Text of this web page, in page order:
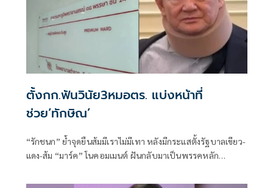
ตั้งกก.ฟันวินัย3หมอตร. แบ่งหน้าที่
ช่วย‘ทักษิณ’
“รักชนก” ย้ำจุดยืนส้มมีเราไม่มีเทา หลังมีกระแสตั้งรัฐบาลเขียว-
แดง-ส้ม “มาร์ค” โนคอมเมนต์ ฝันกลับมาเป็นพรรคหลัก